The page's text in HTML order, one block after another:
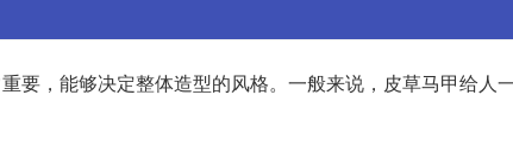
要，能够决定整体造型的风格。一般来说，皮草马甲给人